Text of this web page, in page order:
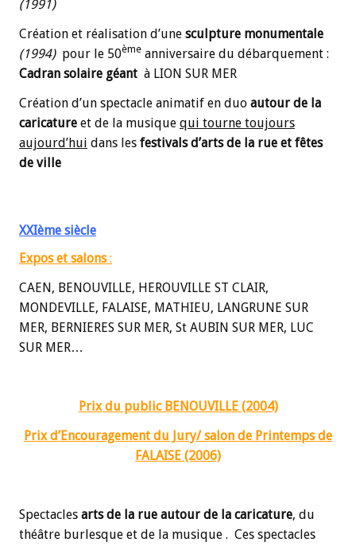
(1991)
Création et réalisation d’une sculpture monumentale
(1994) pour le 50ème anniversaire du débarquement :
Cadran solaire géant à LION SUR MER
Création d’un spectacle animatif en duo autour de la
caricature et de la musique qui tourne toujours
aujourd’hui dans les festivals d’arts de la rue et fêtes
de ville
XXIème siècle
Expos et salons:
CAEN, BENOUVILLE, HEROUVILLE ST CLAIR,
MONDEVILLE, FALAISE, MATHIEU, LANGRUNE SUR
MER, BERNIERES SUR MER, St AUBIN SUR MER, LUC
SUR MER…
Prix du public BENOUVILLE (2004)
Prix d’Encouragement du Jury/ salon de Printemps de
FALAISE (2006)
Spectacles arts de la rue autour de la caricature, du
théâtre burlesque et de la musique . Ces spectacles